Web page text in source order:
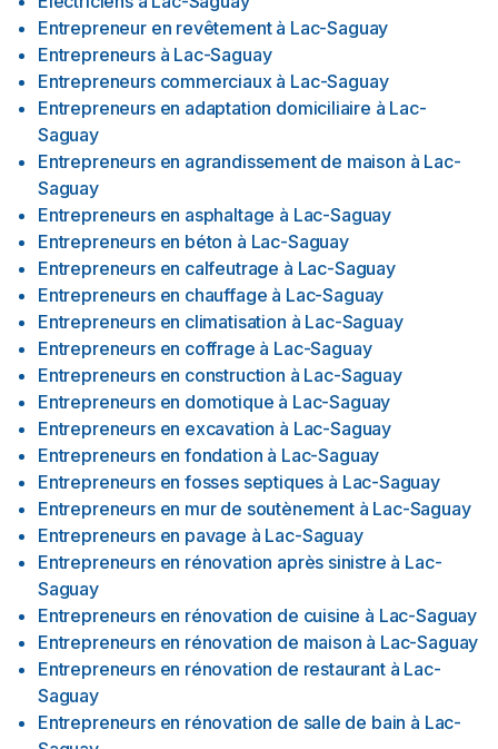
Entrepreneur en revêtement à Lac-Saguay
Entrepreneurs à Lac-Saguay
Entrepreneurs commerciaux à Lac-Saguay
Entrepreneurs en adaptation domiciliaire à Lac-
Saguay
Entrepreneurs en agrandissement de maison à Lac-
Saguay
Entrepreneurs en asphaltage à Lac-Saguay
Entrepreneurs en béton à Lac-Saguay
Entrepreneurs en calfeutrage à Lac-Saguay
Entrepreneurs en chauffage à Lac-Saguay
Entrepreneurs en climatisation à Lac-Saguay
Entrepreneurs en coffrage à Lac-Saguay
Entrepreneurs en construction à Lac-Saguay
Entrepreneurs en domotique à Lac-Saguay
Entrepreneurs en excavation à Lac-Saguay
Entrepreneurs en fondation à Lac-Saguay
Entrepreneurs en fosses septiques à Lac-Saguay
Entrepreneurs en mur de soutènement à Lac-Saguay
Entrepreneurs en pavage à Lac-Saguay
Entrepreneurs en rénovation après sinistre à Lac-
Saguay
Entrepreneurs en rénovation de cuisine à Lac-Saguay
Entrepreneurs en rénovation de maison à Lac-Saguay
Entrepreneurs en rénovation de restaurant à Lac-
Saguay
Entrepreneurs en rénovation de salle de bain à Lac-